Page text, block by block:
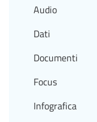
Audio
Dati
Documenti
Focus
Infografica